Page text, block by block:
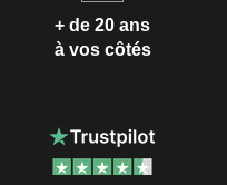
+ de 20 ans
à vos côtés